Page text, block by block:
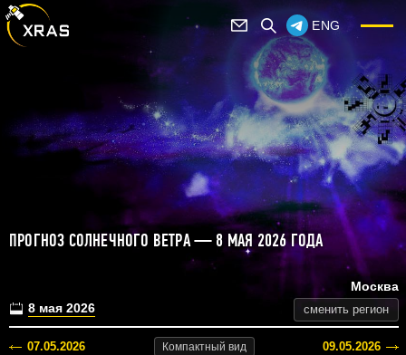
ENG
ПРОГНОЗ СОЛНЕЧНОГО ВЕТРА — 8 МАЯ 2026 ГОДА
8 мая 2026
Москва
сменить регион
07.05.2026 Компактный вид 09.05.2026